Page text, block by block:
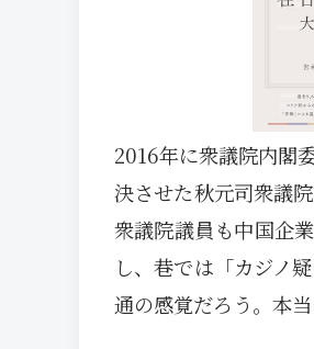
2016年に衆議院内閣
決させた秋元司衆議
衆議院議員も中国企
し、巷では「カジノ
通の感覚だろう。本